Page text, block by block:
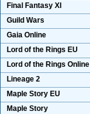
Final Fantasy XI
Guild Wars
Gaia Online
Lord of the Rings EU
Lord of the Rings Online
Lineage 2
Maple Story EU
Maple Story